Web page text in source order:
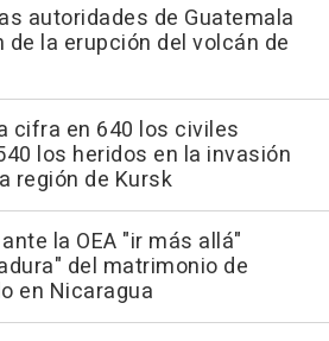
autoridades de Guatemala
de la erupción del volcán de
cifra en 640 los civiles
los heridos en la invasión
región de Kursk
la OEA "ir más allá"
del matrimonio de
en Nicaragua